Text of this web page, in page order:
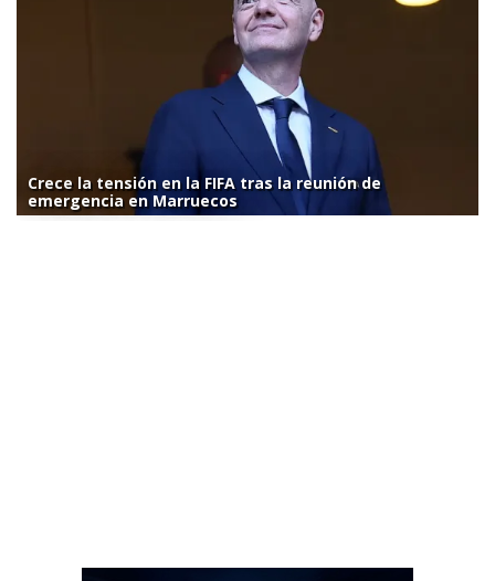
Crece la tensión en la FIFA tras la reunión de
emergencia en Marruecos